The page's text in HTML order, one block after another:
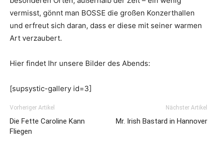
vermisst, gönnt man BOSSE die großen Konzerthallen
und erfreut sich daran, dass er diese mit seiner warmen
Art verzaubert.
Hier findet Ihr unsere Bilder des Abends:
[supsystic-gallery id=3]
Vorheriger Artikel
Die Fette Caroline Kann
Fliegen
Nächster Artikel
Mr. Irish Bastard in Hannover